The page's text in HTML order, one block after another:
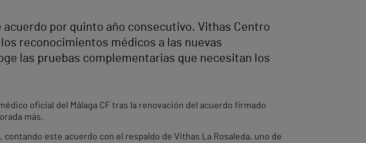
acuerdo por quinto año consecutivo. Vithas Centro
reconocimientos médicos a las nuevas
las pruebas complementarias que necesitan los
oficial del Málaga CF tras la renovación del acuerdo firmado
más.
contando este acuerdo con el respaldo de Vithas La Rosaleda, uno de